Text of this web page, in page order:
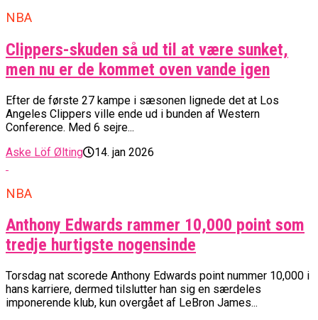
NBA
Clippers-skuden så ud til at være sunket,
men nu er de kommet oven vande igen
Efter de første 27 kampe i sæsonen lignede det at Los
Angeles Clippers ville ende ud i bunden af Western
Conference. Med 6 sejre...
Aske Löf Ølting
14. jan 2026
NBA
Anthony Edwards rammer 10,000 point som
tredje hurtigste nogensinde
Torsdag nat scorede Anthony Edwards point nummer 10,000 i
hans karriere, dermed tilslutter han sig en særdeles
imponerende klub, kun overgået af LeBron James...